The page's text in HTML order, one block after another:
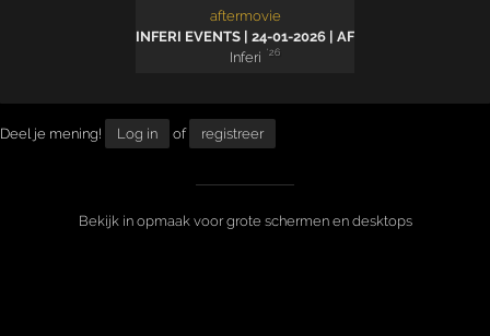
aftermovie
INFERI EVENTS | 24-01-2026 | AFTERMOVIE
Inferi
'26
Deel je mening! Log in of registreer
Bekijk in opmaak voor grote schermen en desktops